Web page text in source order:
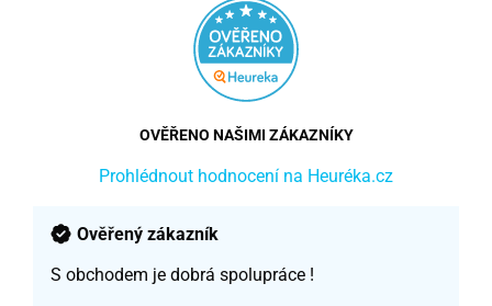
OVĚŘENO NAŠIMI ZÁKAZNÍKY
Prohlédnout hodnocení na Heuréka.cz
Ověřený zákazník
S obchodem je dobrá spolupráce !